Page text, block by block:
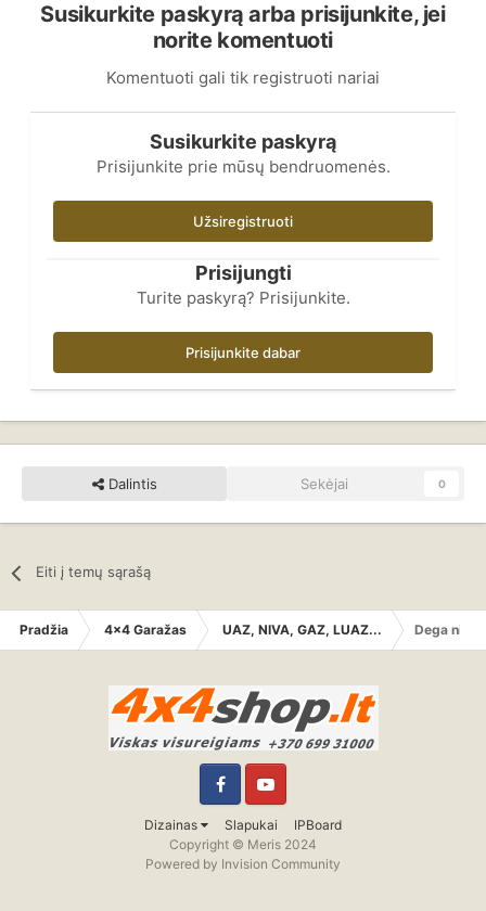
Susikurkite paskyrą arba prisijunkite, jei
norite komentuoti
Komentuoti gali tik registruoti nariai
Susikurkite paskyrą
Prisijunkite prie mūsų bendruomenės.
Užsiregistruoti
Prisijungti
Turite paskyrą? Prisijunkite.
Prisijunkite dabar
Dalintis Sekėjai 0
Eiti į temų sąrašą
Pradžia 4x4 Garažas UAZ, NIVA, GAZ, LUAZ... Dega
Dizainas Slapukai IPBoard
FacebookYouTube
Copyright © Meris 2024
Powered by Invision Community